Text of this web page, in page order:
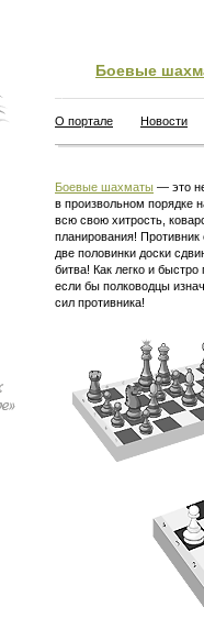
Боевые
О портале Новости
Боевые шахматы — это
в произвольном порядке
всю свою хитрость,
планирования!
две половинки доски
битва! Как легко и
если бы полководцы
сил противника!